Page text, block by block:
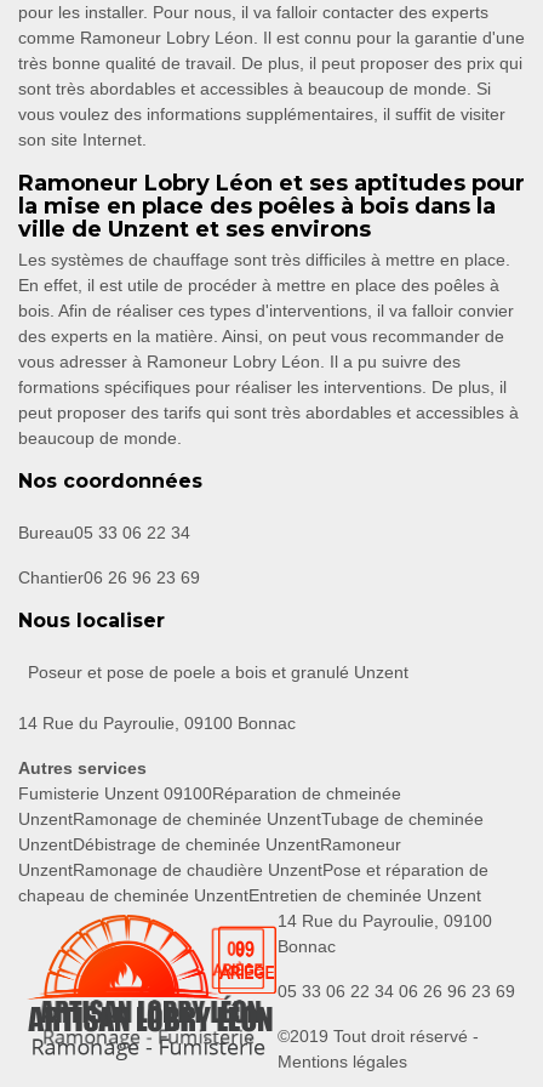
pour les installer. Pour nous, il va falloir contacter des experts
comme Ramoneur Lobry Léon. Il est connu pour la garantie d'une
très bonne qualité de travail. De plus, il peut proposer des prix qui
sont très abordables et accessibles à beaucoup de monde. Si
vous voulez des informations supplémentaires, il suffit de visiter
son site Internet.
Ramoneur Lobry Léon et ses aptitudes pour
la mise en place des poêles à bois dans la
ville de Unzent et ses environs
Les systèmes de chauffage sont très difficiles à mettre en place.
En effet, il est utile de procéder à mettre en place des poêles à
bois. Afin de réaliser ces types d'interventions, il va falloir convier
des experts en la matière. Ainsi, on peut vous recommander de
vous adresser à Ramoneur Lobry Léon. Il a pu suivre des
formations spécifiques pour réaliser les interventions. De plus, il
peut proposer des tarifs qui sont très abordables et accessibles à
beaucoup de monde.
Nos coordonnées
Bureau05 33 06 22 34
Chantier06 26 96 23 69
Nous localiser
Poseur et pose de poele a bois et granulé Unzent
14 Rue du Payroulie, 09100 Bonnac
Autres services
Fumisterie Unzent 09100Réparation de chmeinée
UnzentRamonage de cheminée UnzentTubage de cheminée
UnzentDébistrage de cheminée UnzentRamoneur
UnzentRamonage de chaudière UnzentPose et réparation de
chapeau de cheminée UnzentEntretien de cheminée Unzent
14 Rue du Payroulie, 09100
Bonnac
05 33 06 22 34 06 26 96 23 69
©2019 Tout droit réservé -
Mentions légales